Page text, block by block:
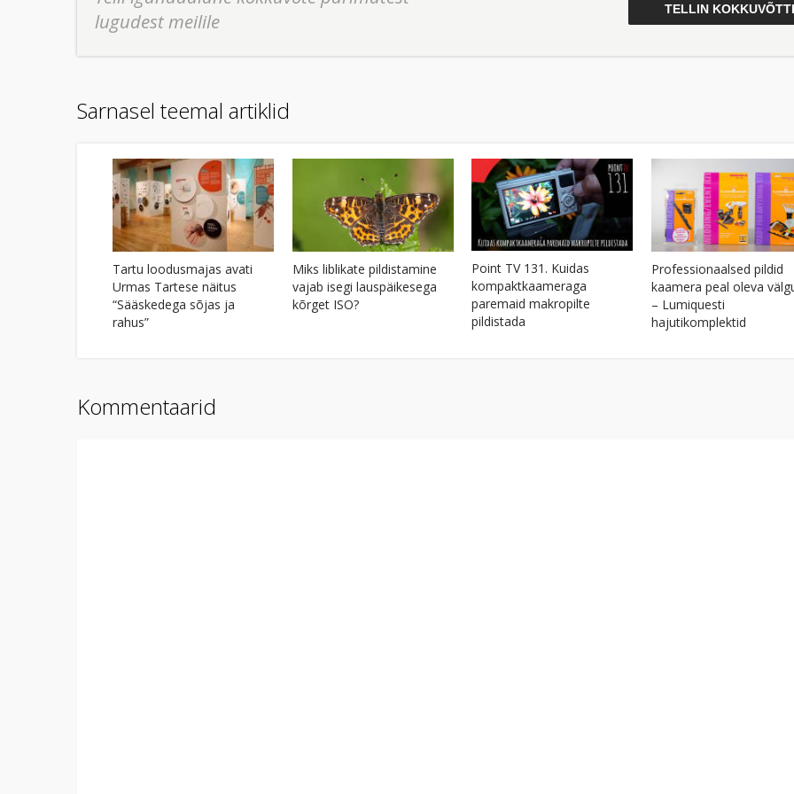
lugudest meilile
Sarnasel teemal artiklid
Tartu loodusmajas avati
Urmas Tartese näitus
“Sääskedega sõjas ja
rahus”
Miks liblikate pildistamine
vajab isegi lauspäikesega
kõrget ISO?
Point TV 131. Kuidas
kompaktkaameraga
paremaid makropilte
pildistada
Professionaalsed pildid
kaamera peal oleva
– Lumiquesti
hajutikomplektid
Kommentaarid